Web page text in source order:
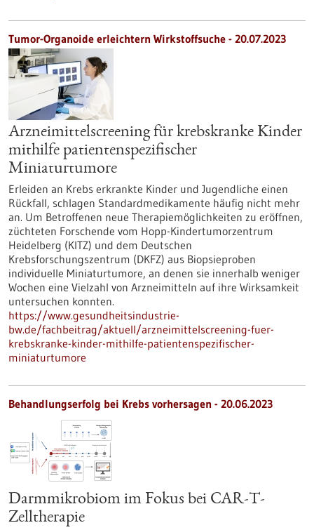
Tumor-Organoide erleichtern Wirkstoffsuche - 20.07.2023
Arzneimittelscreening für krebskranke Kinder
mithilfe patientenspezifischer
Miniaturtumore
Erleiden an Krebs erkrankte Kinder und Jugendliche einen
Rückfall, schlagen Standardmedikamente häufig nicht mehr
an. Um Betroffenen neue Therapiemöglichkeiten zu eröffnen,
züchteten Forschende vom Hopp-Kindertumorzentrum
Heidelberg (KITZ) und dem Deutschen
Krebsforschungszentrum (DKFZ) aus Biopsieproben
individuelle Miniaturtumore, an denen sie innerhalb weniger
Wochen eine Vielzahl von Arzneimitteln auf ihre Wirksamkeit
untersuchen konnten.
https://www.gesundheitsindustrie-
bw.de/fachbeitrag/aktuell/arzneimittelscreening-fuer-
krebskranke-kinder-mithilfe-patientenspezifischer-
miniaturtumore
Behandlungserfolg bei Krebs vorhersagen - 20.06.2023
Darmmikrobiom im Fokus bei CAR-T-
Zelltherapie